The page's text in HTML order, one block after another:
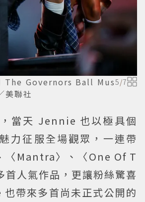
The Governors Ball Mus
聯社
5/7
當天 Jennie 也以極具個
力征服全場觀眾，一連帶
Mantra〉、〈One Of T
人氣作品，更讓粉絲驚喜
帶來多首尚未正式公開的